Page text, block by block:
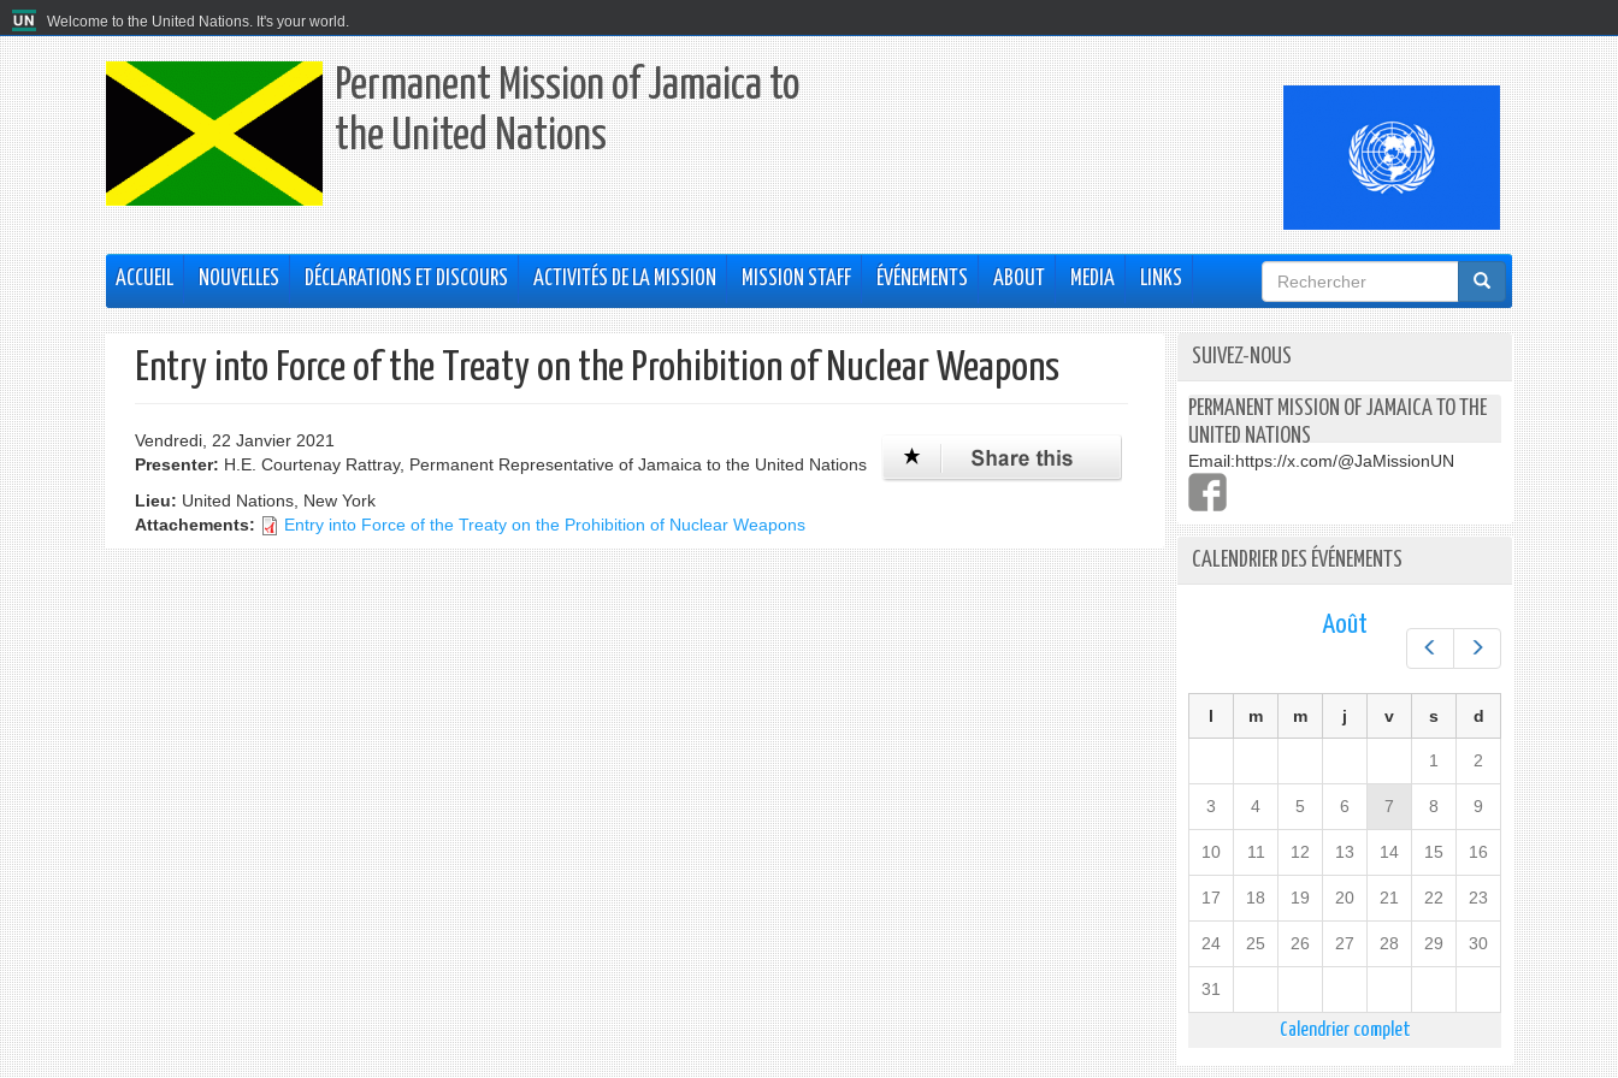
Welcome to the United Nations. It's your world.
Permanent Mission of Jamaica to
the United Nations
ACCUEIL NOUVELLES DÉCLARATIONS ET DISCOURS ACTIVITÉS DE LA MISSION MISSION STAFF ÉVÉNEMENTS ABOUT MEDIA LINKS
Formulaire
de
recherche
Entry into Force of the Treaty on the Prohibition of Nuclear Weapons
Vendredi, 22 Janvier 2021
Presenter: H.E. Courtenay Rattray, Permanent Representative of Jamaica to the United Nations
Lieu: United Nations, New York
Attachements:
Entry into Force of the Treaty on the Prohibition of Nuclear Weapons
SUIVEZ-NOUS
PERMANENT MISSION OF JAMAICA TO THE
UNITED NATIONS
Email:https://x.com/@JaMissionUN
CALENDRIER DES ÉVÉNEMENTS
Préc. Suiv.
Août
l m m j v s d
1 2
3 4 5 6 7 8 9
10 11 12 13 14 15 16
17 18 19 20 21 22 23
24 25 26 27 28 29 30
31
Calendrier complet